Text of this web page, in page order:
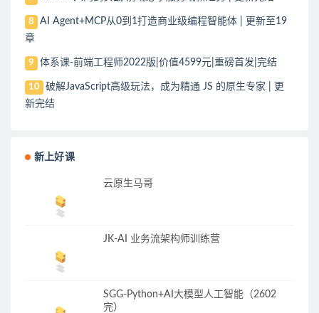
8
AI Agent+MCP从0到1打造商业级编程智能体 | 更新至19
章
9 体系课-前端工程师2022版|价值4599元|重磅首发|完结
10
破解JavaScript高级玩法，成为精通 JS 的原生专家 | 更
新完结
新上好课
云原生马哥
JK-AI 业务流架构师训练营
SGG-Python+AI大模型人工智能（2602
完）